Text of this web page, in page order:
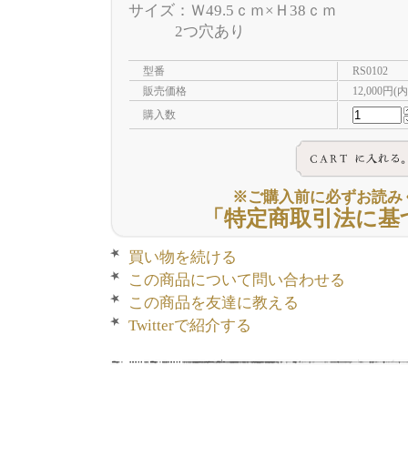
サイズ：Ｗ49.5ｃｍ×Ｈ38ｃｍ
2つ穴あり
型番
RS0102
販売価格
12,000円(
購入数
※ご購入前に必ずお読み
「特定商取引法に
買い物を続ける
この商品について問い合わせる
この商品を友達に教える
Twitterで紹介する